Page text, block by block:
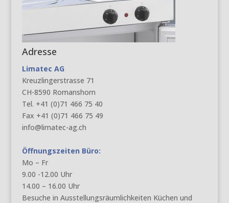
Adresse
Limatec AG
Kreuzlingerstrasse 71
CH-8590 Romanshorn
Tel. +41 (0)71 466 75 40
Fax +41 (0)71 466 75 49
info@limatec-ag.ch
Öffnungszeiten Büro:
Mo – Fr
9.00 -12.00 Uhr
14.00 – 16.00 Uhr
Besuche in Ausstellungsräumlichkeiten Küchen und